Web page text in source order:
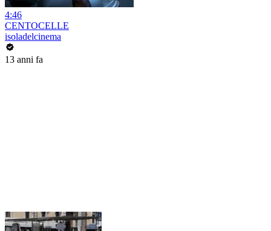
4:46
CENTOCELLE
isoladelcinema
13 anni fa